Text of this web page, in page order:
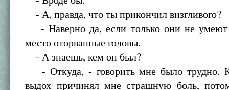
- А, правда, что ты прикончил визгливого?
- Наверно да, если только они не умеют
место оторванные головы.
- А знаешь, кем он был?
- Откуда, - говорить мне было трудно.
выдох причинял мне страшную боль,